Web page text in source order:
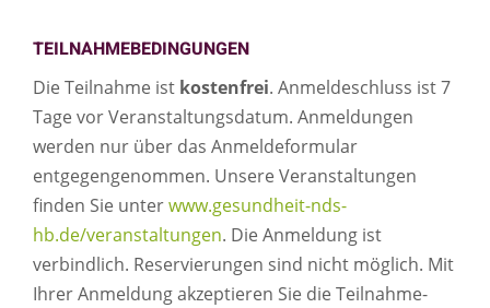
TEILNAHMEBEDINGUNGEN
Die Teilnahme ist kostenfrei. Anmeldeschluss ist 7
Tage vor Veranstaltungsdatum. Anmeldungen
werden nur über das Anmeldeformular
entgegengenommen. Unsere Veranstaltungen
finden Sie unterwww.gesundheit-nds-
hb.de/veranstaltungen. Die Anmeldung ist
verbindlich. Reservierungen sind nicht möglich. Mit
Ihrer Anmeldung akzeptieren Sie die Teilnahme-